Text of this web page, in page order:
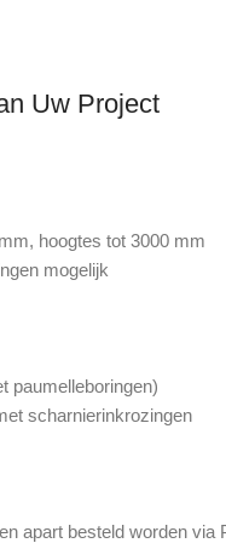
Uw Project
hoogtes tot 3000 mm
mogelijk
paumelleboringen)
scharnierinkrozingen
apart besteld worden via